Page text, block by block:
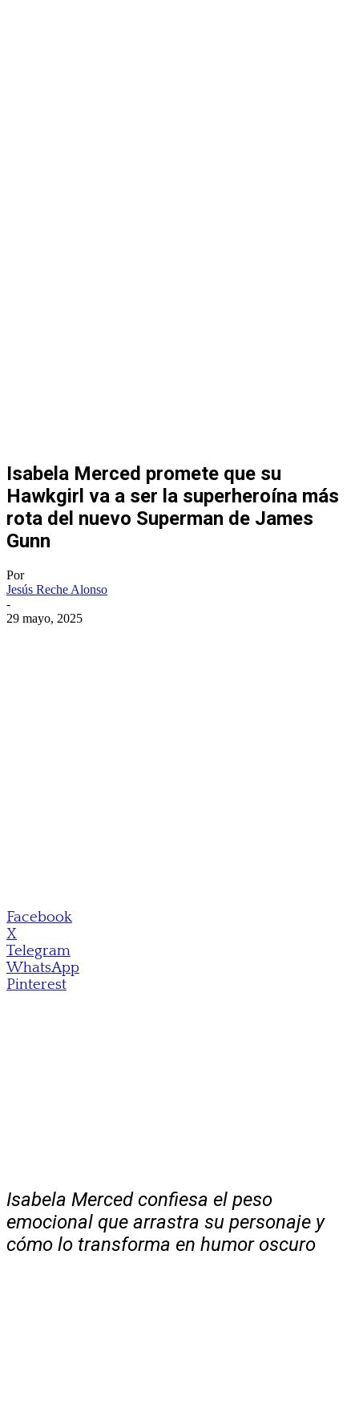
Isabela Merced promete que su
Hawkgirl va a ser la superheroína más
rota del nuevo Superman de James
Gunn
Por
Jesús Reche Alonso
-
29 mayo, 2025
Facebook
X
Telegram
WhatsApp
Pinterest
Isabela Merced confiesa el peso
emocional que arrastra su personaje y
cómo lo transforma en humor oscuro